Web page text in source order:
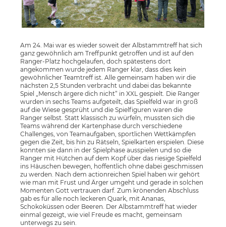
Am 24. Mai war es wieder soweit der Albstammtreff hat sich
ganz gewöhnlich am Treffpunkt getroffen und ist auf den
Ranger-Platz hochgelaufen, doch spätestens dort
angekommen wurde jedem Ranger klar, dass dies kein
gewöhnlicher Teamtreff ist. Alle gemeinsam haben wir die
nächsten 2,5 Stunden verbracht und dabei das bekannte
Spiel „Mensch ärgere dich nicht“ in XXL gespielt. Die Ranger
wurden in sechs Teams aufgeteilt, das Spielfeld war in groß
auf die Wiese gesprüht und die Spielfiguren waren die
Ranger selbst. Statt klassisch zu würfeln, mussten sich die
Teams während der Kartenphase durch verschiedene
Challenges, von Teamaufgaben, sportlichen Wettkämpfen
gegen die Zeit, bis hin zu Rätseln, Spielkarten erspielen. Diese
konnten sie dann in der Spielphase ausspielen und so die
Ranger mit Hütchen auf dem Kopf über das riesige Spielfeld
ins Häuschen bewegen, hoffentlich ohne dabei geschmissen
zu werden. Nach dem actionreichen Spiel haben wir gehört
wie man mit Frust und Ärger umgeht und gerade in solchen
Momenten Gott vertrauen darf. Zum krönenden Abschluss
gab es für alle noch leckeren Quark, mit Ananas,
Schokoküssen oder Beeren. Der Albstammtreff hat wieder
einmal gezeigt, wie viel Freude es macht, gemeinsam
unterwegs zu sein.